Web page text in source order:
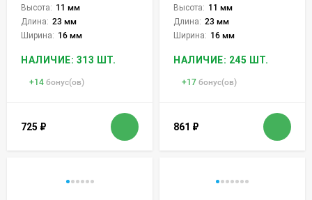
Высота: 11 мм
Длина: 23 мм
Ширина: 16 мм
НАЛИЧИЕ: 313 ШТ.
+14 бонус(ов)
725 ₽
Высота: 11 мм
Длина: 23 мм
Ширина: 16 мм
НАЛИЧИЕ: 245 ШТ.
+17 бонус(ов)
861 ₽